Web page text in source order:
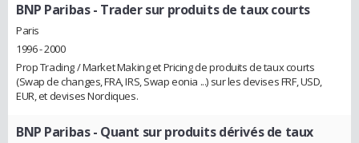
BNP Paribas- Trader sur produits de taux courts
Paris
1996 - 2000
Prop Trading / Market Making et Pricing de produits de taux courts
(Swap de changes, FRA, IRS, Swap eonia ...) sur les devises FRF, USD,
EUR, et devises Nordiques.
BNP Paribas- Quant sur produits dérivés de taux